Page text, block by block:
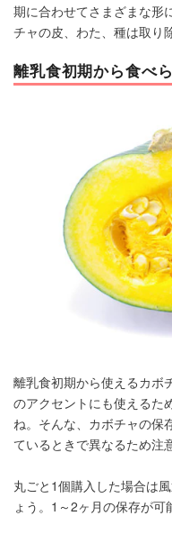
期に合わせてさまざまな形
チャの皮、わた、種は取り
離乳食初期から食べ
離乳食初期から使えるカボ
のアクセントにも使えるた
ね。そんな、カボチャの保
ているときで異なるため注
丸ごと1個購入した場合は
ょう。1～2ヶ月の保存が可